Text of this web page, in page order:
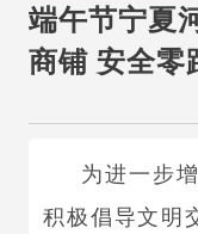
端午节宁夏
商铺 安全零
为进一步
积极倡导文明